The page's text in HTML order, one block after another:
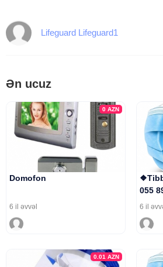
Lifeguard Lifeguard1
Ən ucuz
0AZN
Domofon
6 il əvvəl
055
6 il
0.01AZN